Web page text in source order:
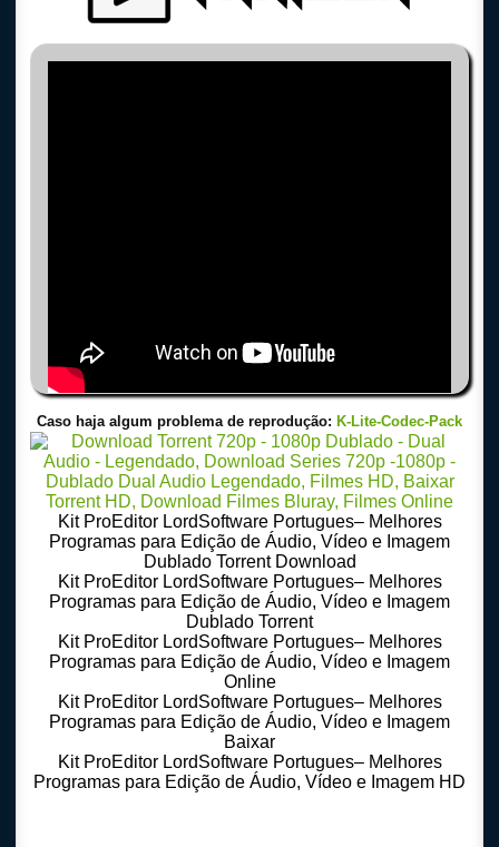
Caso haja algum problema de reprodução: K-Lite-Codec-Pack
Kit ProEditor LordSoftware Portugues– Melhores
Programas para Edição de Áudio, Vídeo e Imagem
Dublado Torrent Download
Kit ProEditor LordSoftware Portugues– Melhores
Programas para Edição de Áudio, Vídeo e Imagem
Dublado Torrent
Kit ProEditor LordSoftware Portugues– Melhores
Programas para Edição de Áudio, Vídeo e Imagem
Online
Kit ProEditor LordSoftware Portugues– Melhores
Programas para Edição de Áudio, Vídeo e Imagem
Baixar
Kit ProEditor LordSoftware Portugues– Melhores
Programas para Edição de Áudio, Vídeo e Imagem HD